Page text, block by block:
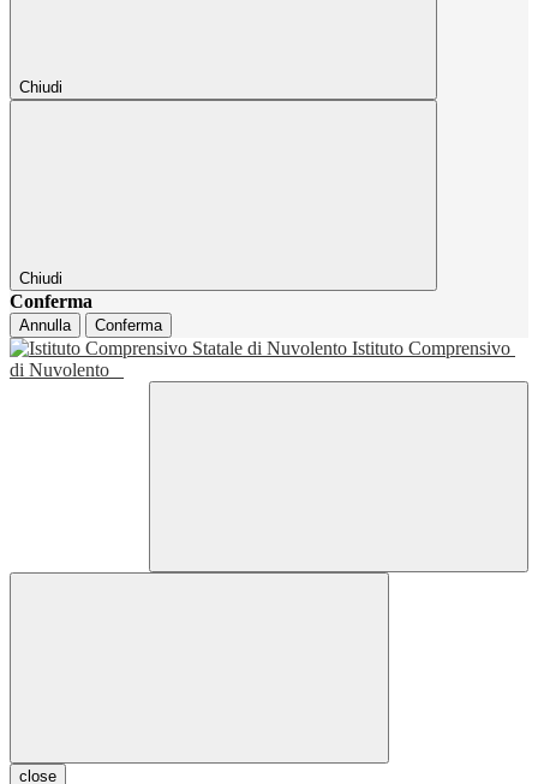
Chiudi
Chiudi
Conferma
Annulla Conferma
Istituto Comprensivo
di Nuvolento
close